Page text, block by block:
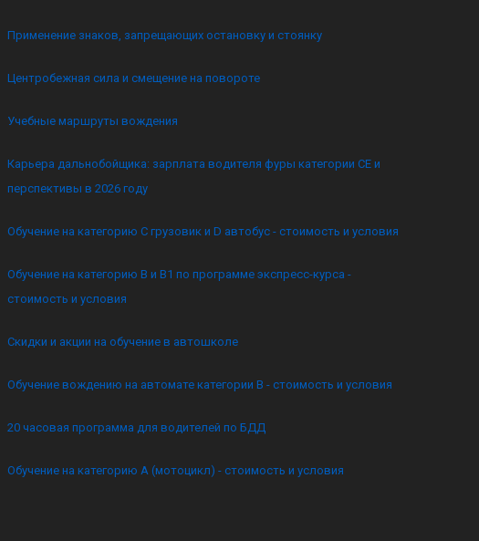
Применение знаков, запрещающих остановку и стоянку
Центробежная сила и смещение на повороте
Учебные маршруты вождения
Карьера дальнобойщика: зарплата водителя фуры категории CE и
перспективы в 2026 году
Обучение на категорию C грузовик и D автобус - стоимость и условия
Обучение на категорию B и B1 по программе экспресс-курса -
стоимость и условия
Скидки и акции на обучение в автошколе
Обучение вождению на автомате категории B - стоимость и условия
20 часовая программа для водителей по БДД
Обучение на категорию А (мотоцикл) - стоимость и условия